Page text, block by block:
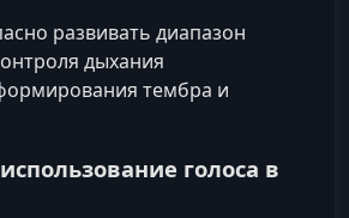
развивать диапазон
дыхания
тембра и
голоса в